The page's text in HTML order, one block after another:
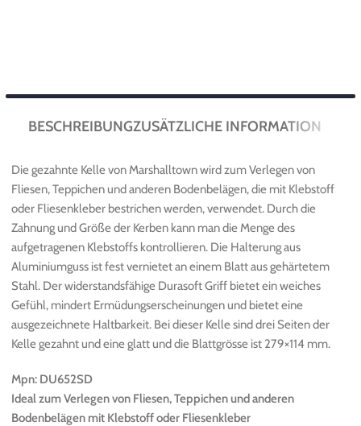
BESCHREIBUNGZUSÄTZLICHE INFORMATION
Die gezahnte Kelle von Marshalltown wird zum Verlegen von
Fliesen, Teppichen und anderen Bodenbelägen, die mit Klebstoff
oder Fliesenkleber bestrichen werden, verwendet. Durch die
Zahnung und Größe der Kerben kann man die Menge des
aufgetragenen Klebstoffs kontrollieren. Die Halterung aus
Aluminiumguss ist fest vernietet an einem Blatt aus gehärtetem
Stahl. Der widerstandsfähige Durasoft Griff bietet ein weiches
Gefühl, mindert Ermüdungserscheinungen und bietet eine
ausgezeichnete Haltbarkeit. Bei dieser Kelle sind drei Seiten der
Kelle gezahnt und eine glatt und die Blattgrösse ist 279×114 mm.
Mpn: DU652SD
Ideal zum Verlegen von Fliesen, Teppichen und anderen
Bodenbelägen mit Klebstoff oder Fliesenkleber